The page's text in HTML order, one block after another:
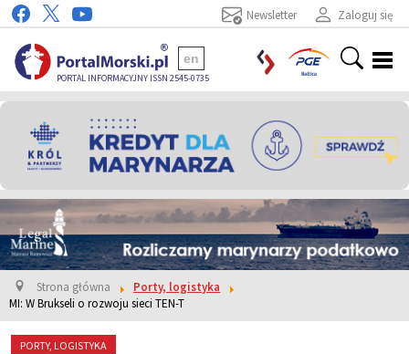
Zaloguj się
Newsletter
PORTAL INFORMACYJNY ISSN 2545-0735
en
Strona główna
Porty, logistyka
MI: W Brukseli o rozwoju sieci TEN-T
PORTY, LOGISTYKA